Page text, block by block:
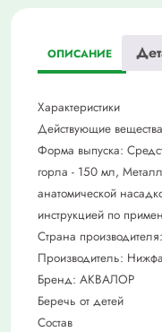
фл
150
мл
ОПИСАНИЕ
Характеристики
Действующие
Форма выпуска:
горла - 150 мл,
анатомической
инструкцией по
Страна
Производитель:
Бренд: АКВАЛОР
Беречь от детей
Состав